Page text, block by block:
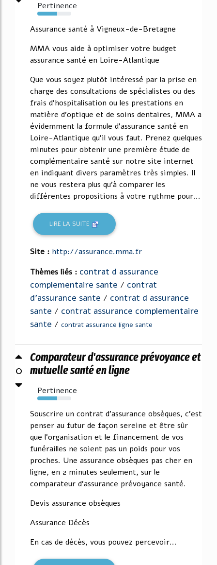
Pertinence
59%
Assurance santé à Vigneux-de-Bretagne
MMA vous aide à optimiser votre budget
assurance santé en Loire-Atlantique
Que vous soyez plutôt intéressé par la prise en
charge des consultations de spécialistes ou des
frais d'hospitalisation ou les prestations en
matière d'optique et de soins dentaires, MMA a
évidemment la formule d'assurance santé en
Loire-Atlantique qu'il vous faut. Prenez quelques
minutes pour obtenir une première étude de
complémentaire santé sur notre site internet
en indiquant divers paramètres très simples. Il
ne vous restera plus qu'à comparer les
différentes propositions à votre rythme pour...
LIRE LA SUITE
Site : http://assurance.mma.fr
Thèmes liés : contrat d assurance
complementaire sante / contrat
d'assurance sante / contrat d assurance
sante / contrat assurance complementaire
sante / contrat assurance ligne sante
0
Comparateur d'assurance prévoyance et
mutuelle santé en ligne
Pertinence
58%
Souscrire un contrat d'assurance obsèques, c'est
penser au futur de façon sereine et être sûr
que l'organisation et le financement de vos
funérailles ne soient pas un poids pour vos
proches. Une assurance obsèques pas cher en
ligne, en 2 minutes seulement, sur le
comparateur d'assurance prévoyance santé.
Devis assurance obsèques
Assurance Décès
En cas de décès, vous pouvez percevoir...